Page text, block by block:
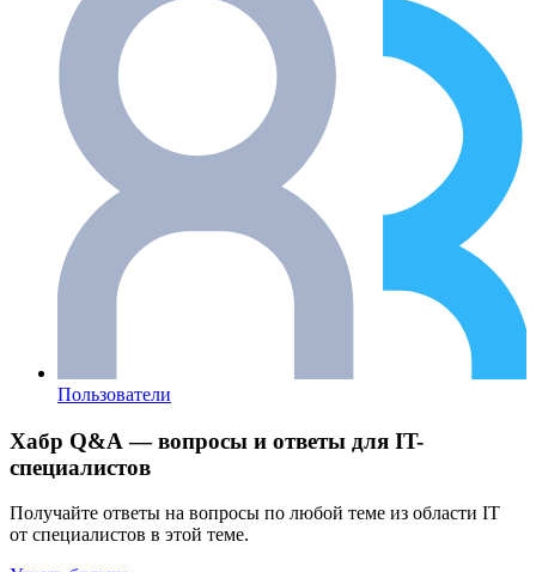
Пользователи
Хабр Q&A — вопросы и ответы для IT-
специалистов
Получайте ответы на вопросы по любой теме из области IT
от специалистов в этой теме.